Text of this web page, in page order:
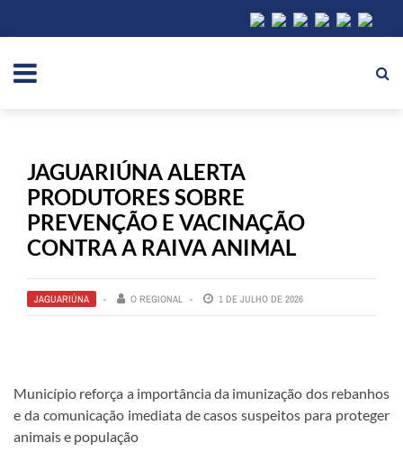
JAGUARIÚNA ALERTA
PRODUTORES SOBRE
PREVENÇÃO E VACINAÇÃO
CONTRA A RAIVA ANIMAL
JAGUARIÚNA O REGIONAL 1 DE JULHO DE 2026
Município reforça a importância da imunização dos rebanhos
e da comunicação imediata de casos suspeitos para proteger
animais e população